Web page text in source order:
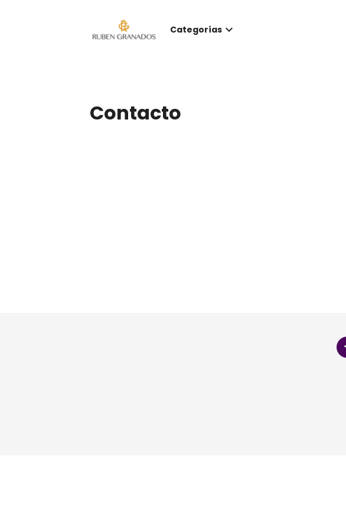
Categorías keyboard_arrow_down
Contacto